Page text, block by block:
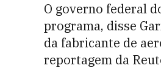
O governo federal
programa, disse
da fabricante de
reportagem da